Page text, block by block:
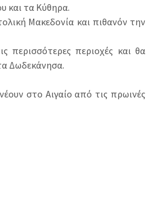
και τα Κύθηρα.
Μακεδονία και πιθανόν την
περιοχές και θα
Δωδεκάνησα.
στο Αιγαίο από τις πρωινές